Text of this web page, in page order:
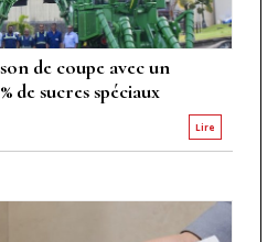
de coupe avec un
de sucres spéciaux
Lire